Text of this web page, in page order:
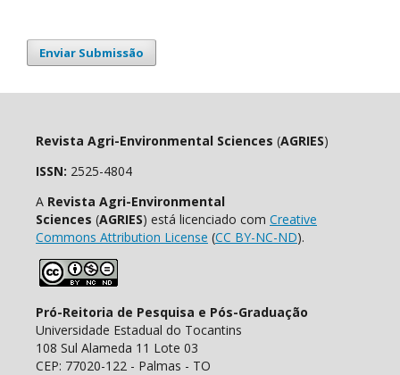
Enviar Submissão
Revista Agri-Environmental Sciences (AGRIES)
ISSN: 2525-4804
A Revista Agri-Environmental
Sciences (AGRIES) está licenciado com Creative
Commons Attribution License (CC BY-NC-ND).
Pró-Reitoria de Pesquisa e Pós-Graduação
Universidade Estadual do Tocantins
108 Sul Alameda 11 Lote 03
CEP: 77020-122 - Palmas - TO